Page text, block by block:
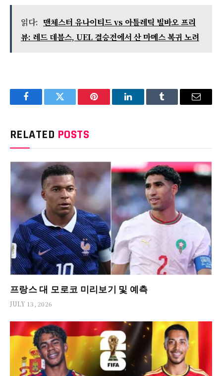
읽다: 맨체스터 유나이티드 vs 아틀레틱 빌바오 프리
뷰: 레드 데블스, UEL 결승전에서 산 마메스 복귀 노려
FacebookTwitter Pinterest LinkedInTumblr Email
RELATED POSTS
프랑스 대 모로코 미리보기 및 예측
JULY 13, 2026